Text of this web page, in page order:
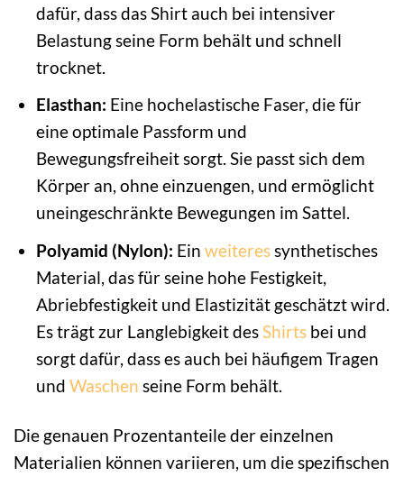
dafür, dass das Shirt auch bei intensiver
Belastung seine Form behält und schnell
trocknet.
Elasthan: Eine hochelastische Faser, die für
eine optimale Passform und
Bewegungsfreiheit sorgt. Sie passt sich dem
Körper an, ohne einzuengen, und ermöglicht
uneingeschränkte Bewegungen im Sattel.
Polyamid (Nylon): Ein weiteressynthetisches
Material, das für seine hohe Festigkeit,
Abriebfestigkeit und Elastizität geschätzt wird.
Es trägt zur Langlebigkeit des Shirtsbei und
sorgt dafür, dass es auch bei häufigem Tragen
und Waschen seine Form behält.
Die genauen Prozentanteile der einzelnen
Materialien können variieren, um die spezifischen